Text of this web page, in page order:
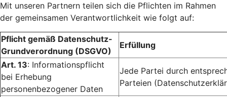
Mit unseren Partnern teilen sich die Pflichten im Rahmen
der gemeinsamen Verantwortlichkeit wie folgt auf:
Pflicht gemäß Datenschutz-
Grundverordnung (DSGVO)
Erfüllung
Art. 13: Informationspflicht
bei Erhebung
personenbezogener Daten
Jede Partei durch
Parteien